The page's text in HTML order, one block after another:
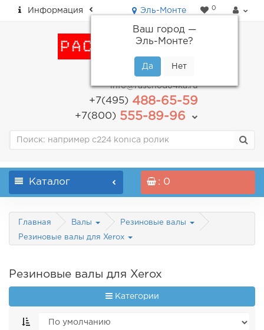
Информация Эль-Монте
Ваш город —
Эль-Монте?
0
пн-пт: с 9.00 до 18.00
info@raschodo4ka.ru
+7(495)488-65-59
+7(800)555-89-96
Каталог : 0
Главная Валы Резиновые валы
Резиновые валы для Xerox
Резиновые валы для Xerox
Категории